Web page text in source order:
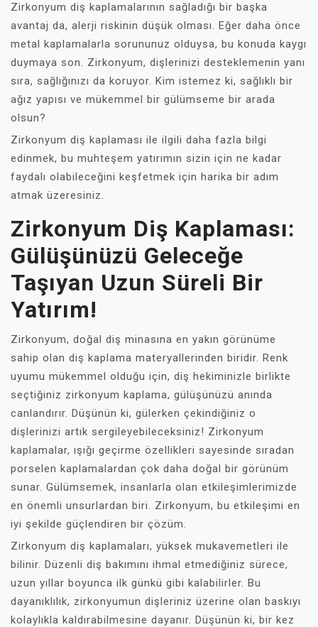
Zirkonyum diş kaplamalarının sağladığı bir başka
avantaj da, alerji riskinin düşük olması. Eğer daha önce
metal kaplamalarla sorununuz olduysa, bu konuda kaygı
duymaya son. Zirkonyum, dişlerinizi desteklemenin yanı
sıra, sağlığınızı da koruyor. Kim istemez ki, sağlıklı bir
ağız yapısı ve mükemmel bir gülümseme bir arada
olsun?
Zirkonyum diş kaplaması ile ilgili daha fazla bilgi
edinmek, bu muhteşem yatırımın sizin için ne kadar
faydalı olabileceğini keşfetmek için harika bir adım
atmak üzeresiniz.
Zirkonyum Diş Kaplaması:
Gülüşünüzü Geleceğe
Taşıyan Uzun Süreli Bir
Yatırım!
Zirkonyum, doğal diş minasına en yakın görünüme
sahip olan diş kaplama materyallerinden biridir. Renk
uyumu mükemmel olduğu için, diş hekiminizle birlikte
seçtiğiniz zirkonyum kaplama, gülüşünüzü anında
canlandırır. Düşünün ki, gülerken çekindiğiniz o
dişlerinizi artık sergileyebileceksiniz! Zirkonyum
kaplamalar, ışığı geçirme özellikleri sayesinde sıradan
porselen kaplamalardan çok daha doğal bir görünüm
sunar. Gülümsemek, insanlarla olan etkileşimlerimizde
en önemli unsurlardan biri. Zirkonyum, bu etkileşimi en
iyi şekilde güçlendiren bir çözüm.
Zirkonyum diş kaplamaları, yüksek mukavemetleri ile
bilinir. Düzenli diş bakımını ihmal etmediğiniz sürece,
uzun yıllar boyunca ilk günkü gibi kalabilirler. Bu
dayanıklılık, zirkonyumun dişleriniz üzerine olan baskıyı
kolaylıkla kaldırabilmesine dayanır. Düşünün ki, bir kez